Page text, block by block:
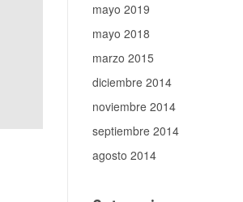
mayo 2019
mayo 2018
marzo 2015
diciembre 2014
noviembre 2014
septiembre 2014
agosto 2014